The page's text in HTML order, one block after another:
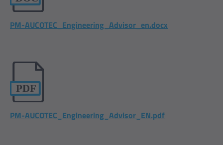
PM-AUCOTEC_Engineering_Advisor_en.docx
PM-AUCOTEC_Engineering_Advisor_EN.pdf